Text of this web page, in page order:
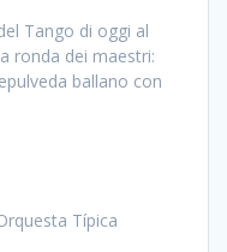
Tango di oggi al
ronda dei maestri:
ballano con
Típica